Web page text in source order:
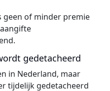
geen of minder premie
gedetacheerd
in Nederland, maar
tijdelijk gedetacheerd